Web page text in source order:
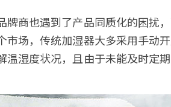
商也遇到了产品同质化的困扰
场，传统加湿器大多采用手动
湿度状况，且由于未能及时定